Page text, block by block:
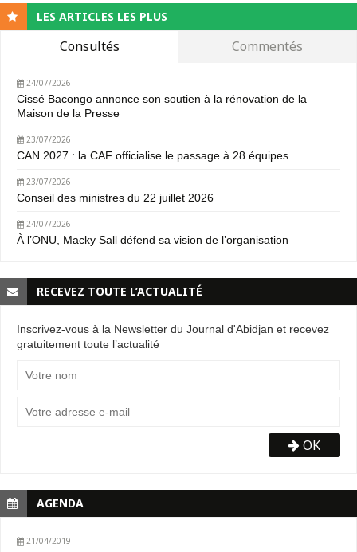
LES ARTICLES LES PLUS
Consultés Commentés
24/07/2026
Cissé Bacongo annonce son soutien à la rénovation de la
Maison de la Presse
23/07/2026
CAN 2027 : la CAF officialise le passage à 28 équipes
23/07/2026
Conseil des ministres du 22 juillet 2026
24/07/2026
À l’ONU, Macky Sall défend sa vision de l’organisation
RECEVEZ TOUTE L’ACTUALITÉ
Inscrivez-vous à la Newsletter du Journal d'Abidjan et recevez
gratuitement toute l’actualité
OK
AGENDA
21/04/2019